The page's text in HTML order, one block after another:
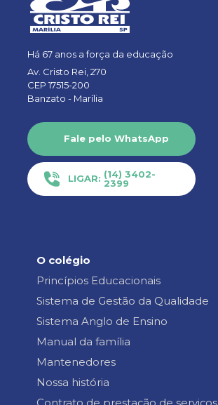
Há 67 anos a força da educação
Av. Cristo Rei, 270
CEP 17515-200
Banzato - Marília
Fale pelo WhatsApp
LIGAR: (14) 3402-
2399
O colégio
Princípios Educacionais
Sistema de Gestão da Qualidade
Sistema Anglo de Ensino
Manual da família
Mantenedores
Nossa história
Contrato de prestação de serviços